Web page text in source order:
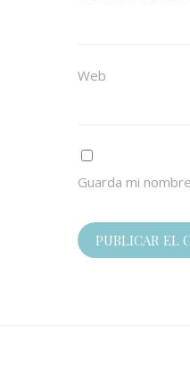
Web
Guarda mi